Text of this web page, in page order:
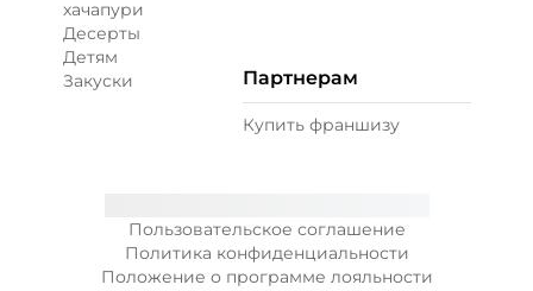
Пользовательское соглашение
Политика конфиденциальности
Положение о программе лояльности
хачапури
Десерты
Детям
Закуски
Партнерам
Купить франшизу